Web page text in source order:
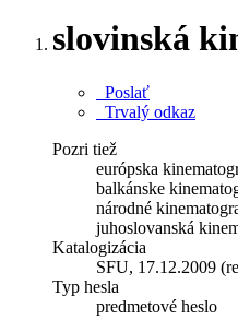
slovinská
Poslať
Trvalý odkaz
Pozri tiež
európska
balkánske
národné
juhoslovanská
Katalogizácia
SFU, 17.12.2009
Typ hesla
predmetové heslo